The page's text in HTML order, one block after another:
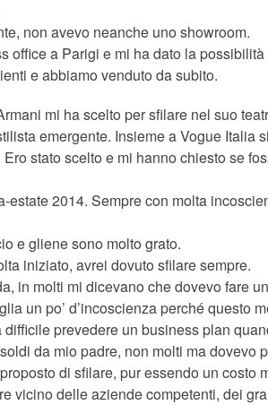
non avevo neanche uno showroom.
office a Parigi e mi ha dato la
e abbiamo venduto da subito.
mi ha scelto per sfilare nel suo
emergente. Insieme a Vogue
stato scelto e mi hanno chiesto se
estate 2014. Sempre con molta
e gliene sono molto grato.
iniziato, avrei dovuto sfilare sempre.
in molti mi dicevano che dovevo fare
un po’ d’incoscienza perché
prevedere un business plan
da mio padre, non molti ma
di sfilare, pur essendo un
vicino delle aziende competenti, dei